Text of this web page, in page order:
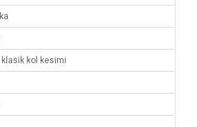
klasik kol kesimi